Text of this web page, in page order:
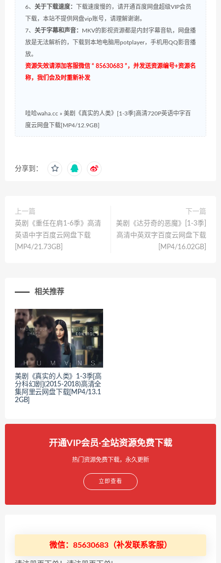
6、 关于下载速度：
下载速度慢的，请开通百度网盘超级VIP会员
下载，本站不提供网盘vip账号，请理解谢谢。
7、 关于字幕和声音： MKV的影视资源都是内封字幕音轨，网盘播
放是无法解析的，下载到本地电脑用potplayer，手机用QQ影音播
放。
资源失效请添加客服微信 “ 85630683 ”，并发送资源编号+资源名
称，我们会及时重新补发
哇哈waha.cc » 美剧《真实的人类》[1-3季]高清720P英语中字百
度云网盘下载[MP4/12.9GB]
分享到：
上一篇
英剧《重任在肩1-6季》高清
英语中字百度云网盘下载
[MP4/21.73GB]
下一篇
美剧《达芬奇的恶魔》[1-3季]
高清中英双字百度云网盘下载
[MP4/16.02GB]
相关推荐
美剧《真实的人类》1-3季[高
分科幻剧](2015-2018)高清全
集阿里云网盘下载[MP4/13.1
2GB]
开通VIP会员·全站资源免费下载
热门资源免费下载，永久更新
立即查看
微信：85630683（补发联系客服）